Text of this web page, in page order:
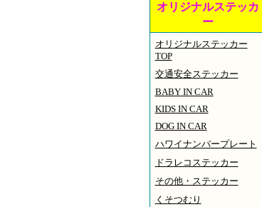
オリジナルステッカ
ー
オリジナルステッカー
TOP
交通安全ステッカー
BABY IN CAR
KIDS IN CAR
DOG IN CAR
ハワイナンバープレート
ドラレコステッカー
その他・ステッカー
くそつむり